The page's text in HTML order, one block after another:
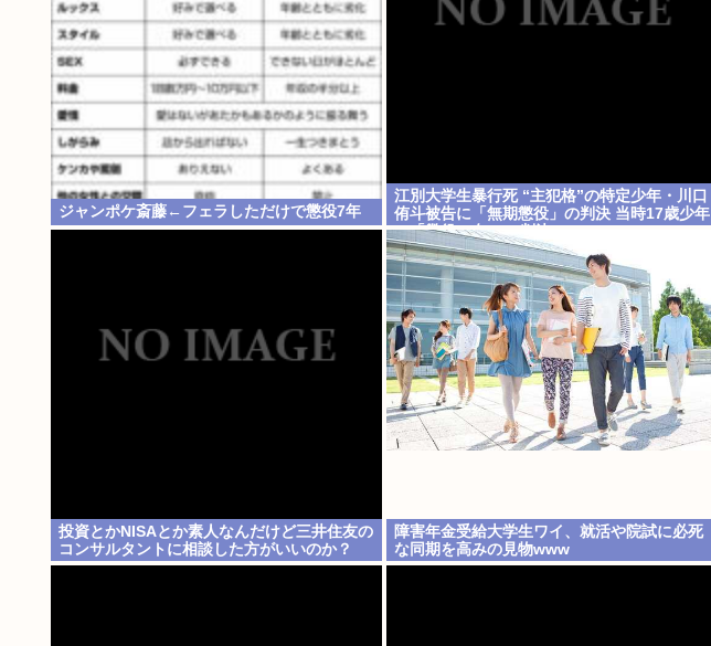
ジャンポケ斎藤←フェラしただけで懲役7年
江別大学生暴行死 “主犯格”の特定少年・川口
侑斗被告に「無期懲役」の判決 当時17歳少年
に「懲役30年」の判決
投資とかNISAとか素人なんだけど三井住友の
コンサルタントに相談した方がいいのか？
障害年金受給大学生ワイ、就活や院試に必死
な同期を高みの見物www